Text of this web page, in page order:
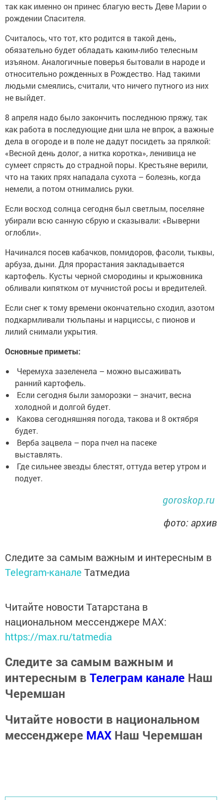
так как именно он принес благую весть Деве Марии о
рождении Спасителя.
Считалось, что тот, кто родится в такой день,
обязательно будет обладать каким-либо телесным
изъяном. Аналогичные поверья бытовали в народе и
относительно рожденных в Рождество. Над такими
людьми смеялись, считали, что ничего путного из них
не выйдет.
8 апреля надо было закончить последнюю пряжу, так
как работа в последующие дни шла не впрок, а важные
дела в огороде и в поле не дадут посидеть за прялкой:
«Весной день долог, а нитка коротка», ленивица не
сумеет спрясть до страдной поры. Крестьяне верили,
что на таких прях нападала сухота – болезнь, когда
немели, а потом отнимались руки.
Если восход солнца сегодня был светлым, поселяне
убирали всю санную сбрую и сказывали: «Выверни
оглобли».
Начинался посев кабачков, помидоров, фасоли, тыквы,
арбуза, дыни. Для прорастания закладывается
картофель. Кусты черной смородины и крыжовника
обливали кипятком от мучнистой росы и вредителей.
Если снег к тому времени окончательно сходил, азотом
подкармливали тюльпаны и нарциссы, с пионов и
лилий снимали укрытия.
Основные приметы:
Черемуха зазеленела – можно высаживать
ранний картофель.
Если сегодня были заморозки – значит, весна
холодной и долгой будет.
Какова сегодняшняя погода, такова и 8 октября
будет.
Верба зацвела – пора пчел на пасеке
выставлять.
Где сильнее звезды блестят, оттуда ветер утром и
подует.
goroskop.ru
фото: архив
Следите за самым важным и интересным в
Telegram-канале Татмедиа
Читайте новости Татарстана в
национальном мессенджере MАХ:
https://max.ru/tatmedia
Следите за самым важным и
интересным в Телеграм канале Наш
Черемшан
Читайте новости в национальном
мессенджере MАХ Наш Черемшан